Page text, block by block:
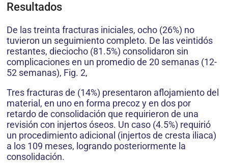
Resultados
De las treinta fracturas iniciales, ocho (26%) no
tuvieron un seguimiento completo. De las veintidós
restantes, dieciocho (81.5%) consolidaron sin
complicaciones en un promedio de 20 semanas (12-
52 semanas), Fig. 2,
Tres fracturas de (14%) presentaron aflojamiento del
material, en uno en forma precoz y en dos por
retardo de consolidación que requirieron de una
revisión con injertos óseos. Un caso (4.5%) requirió
un procedimiento adicional (injertos de cresta iliaca)
a los 109 meses, logrando posteriormente la
consolidación.